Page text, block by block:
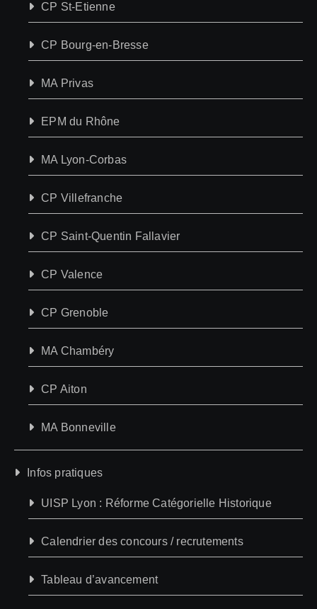
CP St-Etienne
CP Bourg-en-Bresse
MA Privas
EPM du Rhône
MA Lyon-Corbas
CP Villefranche
CP Saint-Quentin Fallavier
CP Valence
CP Grenoble
MA Chambéry
CP Aiton
MA Bonneville
Infos pratiques
UISP Lyon : Réforme Catégorielle Historique
Calendrier des concours / recrutements
Tableau d’avancement